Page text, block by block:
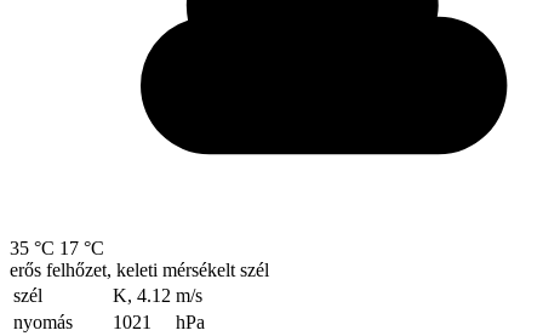
35 °C 17 °C
erős felhőzet, keleti mérsékelt szél
szél
K, 4.12 m/s
nyomás
1021
hPa